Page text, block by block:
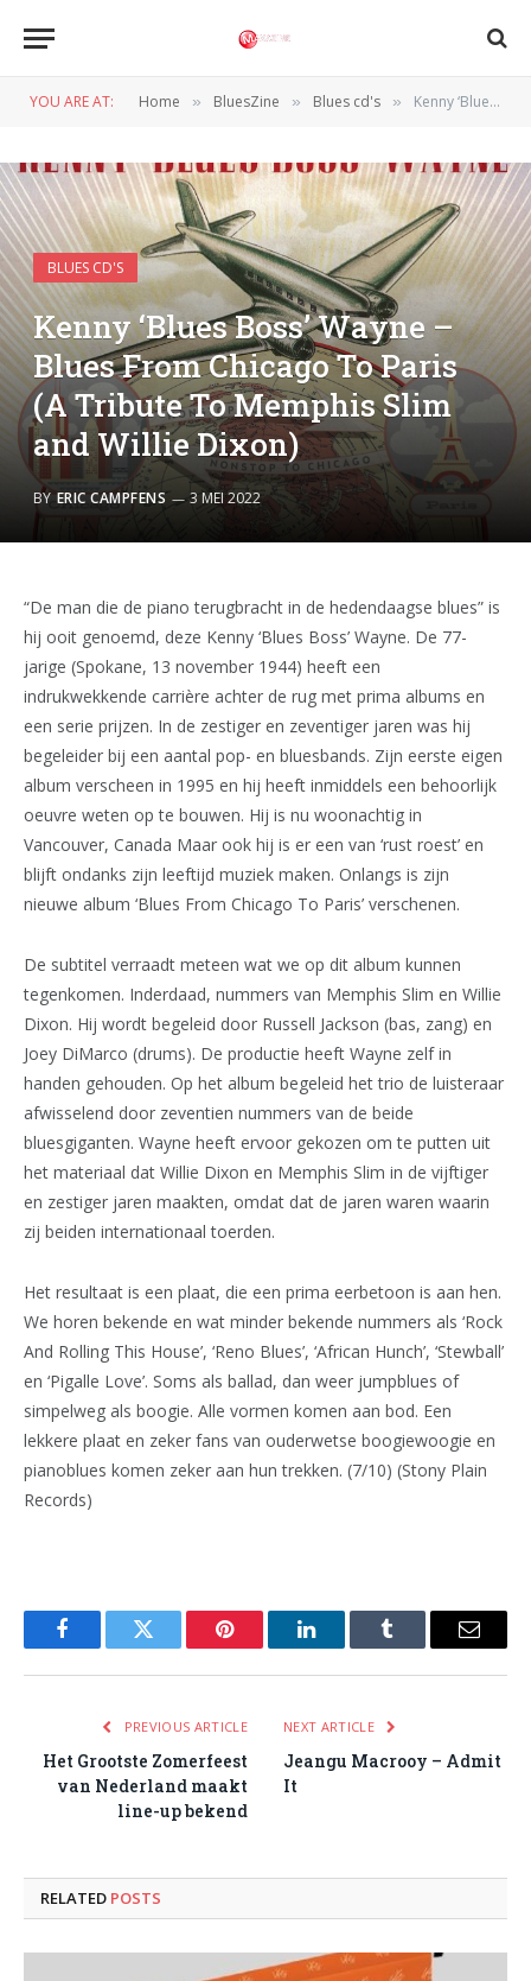
YOU ARE AT: Home » BluesZine » Blues cd's » Kenny ‘Blues Boss’ Wayne – Blues From Chicago To Paris (A Tribute To Memphis Slim and Willie Dixon)
BLUES CD'S
Kenny ‘Blues Boss’ Wayne –
Blues From Chicago To Paris
(A Tribute To Memphis Slim
and Willie Dixon)
BY ERIC CAMPFENS 3 MEI 2022
“De man die de piano terugbracht in de hedendaagse blues” is
hij ooit genoemd, deze Kenny ‘Blues Boss’ Wayne. De 77-
jarige (Spokane, 13 november 1944) heeft een
indrukwekkende carrière achter de rug met prima albums en
een serie prijzen. In de zestiger en zeventiger jaren was hij
begeleider bij een aantal pop- en bluesbands. Zijn eerste eigen
album verscheen in 1995 en hij heeft inmiddels een behoorlijk
oeuvre weten op te bouwen. Hij is nu woonachtig in
Vancouver, Canada Maar ook hij is er een van ‘rust roest’ en
blijft ondanks zijn leeftijd muziek maken. Onlangs is zijn
nieuwe album ‘Blues From Chicago To Paris’ verschenen.
De subtitel verraadt meteen wat we op dit album kunnen
tegenkomen. Inderdaad, nummers van Memphis Slim en Willie
Dixon. Hij wordt begeleid door Russell Jackson (bas, zang) en
Joey DiMarco (drums). De productie heeft Wayne zelf in
handen gehouden. Op het album begeleid het trio de luisteraar
afwisselend door zeventien nummers van de beide
bluesgiganten. Wayne heeft ervoor gekozen om te putten uit
het materiaal dat Willie Dixon en Memphis Slim in de vijftiger
en zestiger jaren maakten, omdat dat de jaren waren waarin
zij beiden internationaal toerden.
Het resultaat is een plaat, die een prima eerbetoon is aan hen.
We horen bekende en wat minder bekende nummers als ‘Rock
And Rolling This House’, ‘Reno Blues’, ‘African Hunch’, ‘Stewball’
en ‘Pigalle Love’. Soms als ballad, dan weer jumpblues of
simpelweg als boogie. Alle vormen komen aan bod. Een
lekkere plaat en zeker fans van ouderwetse boogiewoogie en
pianoblues komen zeker aan hun trekken. (7/10) (Stony Plain
Records)
FacebookTwitter Pinterest LinkedInTumblr Email
PREVIOUS ARTICLE
Het Grootste Zomerfeest
van Nederland maakt
line-up bekend
NEXT ARTICLE
Jeangu Macrooy – Admit
It
RELATED POSTS